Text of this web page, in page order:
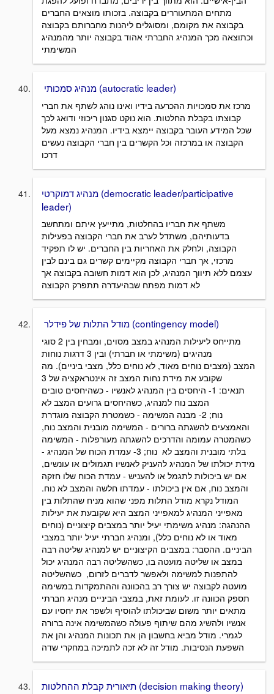
מתחים המתעוררים בקבוצה. בזכותו מוצאים החברים
בקבוצה את מקומם, ומסוגלים ליהנות מחברותם בקבוצה
וכתוצאה מכך המנהיג החברתי אהוד בקבוצה יותר מהמנהיג
המשימתי
מנהיג סמכותי (autocratic leader)
מרכז את סמכויות ההכרעה בידיו ואינו נוהג לשתף את חברי
קבוצתו בקבלת החלטות. הוא נוקט סגנון ריכוזי ודואג לכך
שכל המידע העובר בקבוצה יימצא בידיו. המנהיג נמצא מעל
הקבוצה או במרכזה וכל הקשרים בין חברי הקבוצה נעשים
דרכו
מנהיג דמוקרטי (democratic leader/participative
leader)
משתף את חבריו בהחלטות, מתייעץ איתם ומתחשב
בדעותיהם, משתדל לערב את חברי הקבוצה בפעילות
הקבוצה, ולחלק את האחריות בין החברים. יש לו תפקיד
מרכזי, אך חברי הקבוצה מקיימים קשרים גם בינם לבין
עצמם ללא תיווך המנהיג, לכן הוא דמות חשובה בקבוצה אך
לא דמות מפתח שבהיעדרה תתפרק הקבוצה
מודל התלות של פידלר (contingency model)
מתייחס ליעילות המנהיג במצב מסוים, ומבחין בין 2 סוגי
מנהיגים (משימתי או חברתי) ובין 3 דרגות נוחות
המצב (מצבים נוחים מאוד, לא נוחים כלל, מצבי ביניים). מה
שקובע את מידת נחות המצב זה אינטראקציה של 3
תנאים: 1- היחסים בין המנהיג לאנשיו - כשהיחסים טובים
המצב נוח למנהיג, כשהיחסים גרועים המצב לא
נוח; 2- מבנה המשימה - כשמטרת הקבוצה מוגדרת
והאמצעים להשגתה ברורים - המשימה מובנית והמצב נוח,
כשהמטרה עמומה והדרכים להשגתה מעורפלות - המשימה
בלתי מובנית והמצב לא נוח; 3- עמדת הכוח של המנהיג -
מידת יכולתו של המנהיג להעניק לאנשיו תגמולים או עונשים,
אם יש ביכולות לתגמל או להעניש - עמדת הכוח שלו חזקה
והמצב נוח, אם אין ביכולתו - עמדתו חלשה והמצב לא נוח.
המודל נקרא מודל התלות מפני שהוא מניח שהתלות בין
מאפייני המנהיג למאפייני המצב היא שקובעת את יעילות
ההנהגה: מנהיג משימתי יעיל יותר במצבים קיצוניים (נוחים
מאוד או לא נוחים כלל), ומנהיג חברתי יעיל יותר במצבי
הביניים. ההסבר: במצבים הקיצוניים יש למנהיג שליטה רבה
במצב או שליטה מועטה בו, כשהשליטה רבה המנהיג יכול
להתפנות למשימה ולאפשר לדברים לזרום, כשהשליטה
מועטה לקבוצה יש צורך רב בהכוונה וההתמקדות במשימה
תספק הכוונה זו. לעומת זאת, במצבי הביניים מנהיג חברתי
מתאים יותר משום שביכולתו להוסיף ולשפר את יחסיו עם
אנשיו ולהשיג מהם שיתוף פעולה כשהמשימה אינה ברורה
לגמרי. מודל מביא בחשבון הן את תכונות המנהיג והן את
השפעת הנסיבות. מודל זה לא זכה לתמיכה במחקרי שדה
תיאורית קבלת ההחלטות (decision making theory)